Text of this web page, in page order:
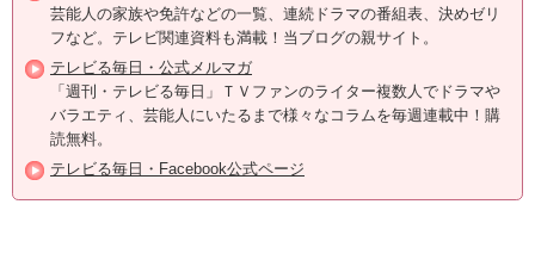
芸能人の家族や免許などの一覧、連続ドラマの番組表、決めゼリ
フなど。テレビ関連資料も満載！当ブログの親サイト。
テレビる毎日・公式メルマガ
「週刊・テレビる毎日」ＴＶファンのライター複数人でドラマや
バラエティ、芸能人にいたるまで様々なコラムを毎週連載中！購
読無料。
テレビる毎日・Facebook公式ページ